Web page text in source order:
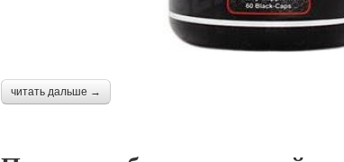
читать дальше →